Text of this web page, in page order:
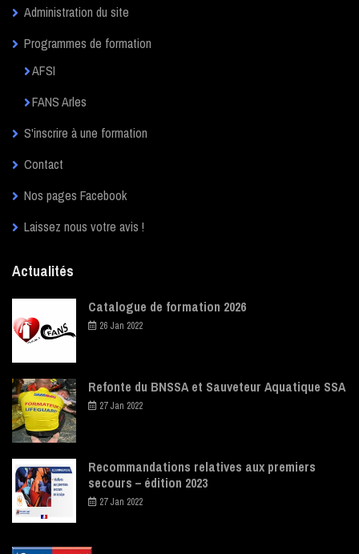
Administration du site
Programmes de formation
AFSI
FANS Arles
S'inscrire à une formation
Contact
Nos pages Facebook
Laissez nous votre avis !
Actualités
Catalogue de formation 2026
26 Jan 2022
Refonte du BNSSA et Sauveteur Aquatique SSA
27 Jan 2022
Recommandations relatives aux premiers
secours – édition 2023
27 Jan 2022